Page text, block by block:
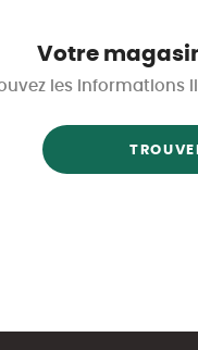
Votre
les informations